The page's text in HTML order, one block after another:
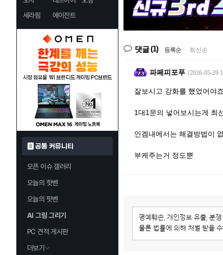
세라핌
에이전트
공통 커뮤니티
오픈 이슈 갤러리
오늘의 핫벤
오늘의 팟벤
AI 그림 그리기
PC 견적 게시판
더보기
댓글(1) 등록순 최신순
파페피포푸 (2026-05-29
잘보시고 강화를 했었어야
1대1문의 넣어보시는게 최
인겜내에서는 해결방법이
부케주는거 정도뿐